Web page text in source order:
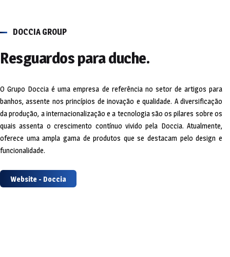
DOCCIA GROUP
Resguardos para duche.
O Grupo Doccia é uma empresa de referência no setor de artigos para
banhos, assente nos princípios de inovação e qualidade. A diversificação
da produção, a internacionalização e a tecnologia são os pilares sobre os
quais assenta o crescimento contínuo vivido pela Doccia. Atualmente,
oferece uma ampla gama de produtos que se destacam pelo design e
funcionalidade.
Website - Doccia